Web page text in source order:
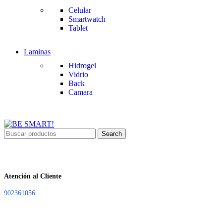
Celular
Smartwatch
Tablet
Laminas
Hidrogel
Vidrio
Back
Camara
Search
Atención al Cliente
902361056